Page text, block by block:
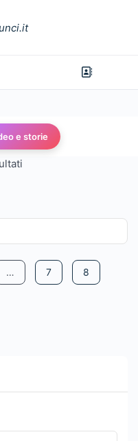
e storie
… 7 8